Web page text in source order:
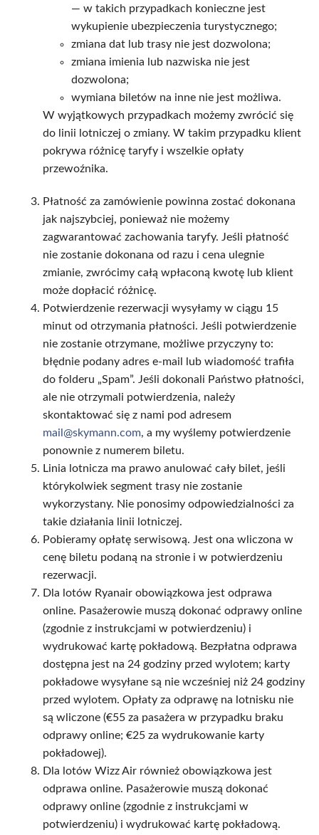
— w takich przypadkach konieczne jest
wykupienie ubezpieczenia turystycznego;
zmiana dat lub trasy nie jest dozwolona;
zmiana imienia lub nazwiska nie jest
dozwolona;
wymiana biletów na inne nie jest możliwa.
W wyjątkowych przypadkach możemy zwrócić się
do linii lotniczej o zmiany. W takim przypadku klient
pokrywa różnicę taryfy i wszelkie opłaty
przewoźnika.
Płatność za zamówienie powinna zostać dokonana
jak najszybciej, ponieważ nie możemy
zagwarantować zachowania taryfy. Jeśli płatność
nie zostanie dokonana od razu i cena ulegnie
zmianie, zwrócimy całą wpłaconą kwotę lub klient
może dopłacić różnicę.
Potwierdzenie rezerwacji wysyłamy w ciągu 15
minut od otrzymania płatności. Jeśli potwierdzenie
nie zostanie otrzymane, możliwe przyczyny to:
błędnie podany adres e-mail lub wiadomość trafiła
do folderu „Spam”. Jeśli dokonali Państwo płatności,
ale nie otrzymali potwierdzenia, należy
skontaktować się z nami pod adresem
mail@skymann.com, a my wyślemy potwierdzenie
ponownie z numerem biletu.
Linia lotnicza ma prawo anulować cały bilet, jeśli
którykolwiek segment trasy nie zostanie
wykorzystany. Nie ponosimy odpowiedzialności za
takie działania linii lotniczej.
Pobieramy opłatę serwisową. Jest ona wliczona w
cenę biletu podaną na stronie i w potwierdzeniu
rezerwacji.
Dla lotów Ryanair obowiązkowa jest odprawa
online. Pasażerowie muszą dokonać odprawy online
(zgodnie z instrukcjami w potwierdzeniu) i
wydrukować kartę pokładową. Bezpłatna odprawa
dostępna jest na 24 godziny przed wylotem; karty
pokładowe wysyłane są nie wcześniej niż 24 godziny
przed wylotem. Opłaty za odprawę na lotnisku nie
są wliczone (€55 za pasażera w przypadku braku
odprawy online; €25 za wydrukowanie karty
pokładowej).
Dla lotów Wizz Air również obowiązkowa jest
odprawa online. Pasażerowie muszą dokonać
odprawy online (zgodnie z instrukcjami w
potwierdzeniu) i wydrukować kartę pokładową.